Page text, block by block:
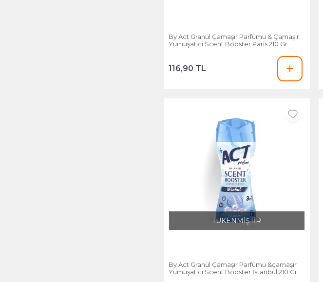
By Act Granül Çamaşır Parfümü & Çamaşır
Yumuşatıcı Scent Booster Paris 210 Gr
116,90 TL
TÜKENMİŞTİR
By Act Granül Çamaşır Parfümü &çamaşır
Yumuşatıcı Scent Booster İstanbul 210 Gr